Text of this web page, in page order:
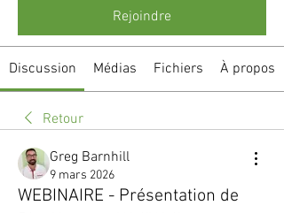
Rejoindre
Discussion Médias Fichiers À propos
Retour
Greg Barnhill
9 mars 2026
WEBINAIRE - Présentation de